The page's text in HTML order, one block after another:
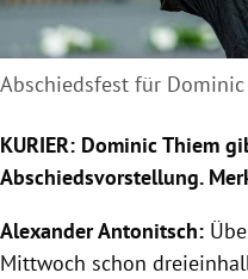
Abschiedsfest für
KURIER: Dominic Thiem
Abschiedsvorstellung.
Alexander Antonitsch:
Mittwoch schon